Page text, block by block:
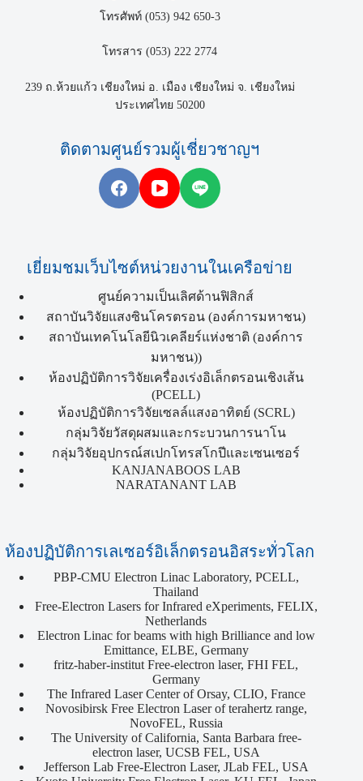
โทรศัพท์ (053) 942 650-3
โทรสาร (053) 222 2774
239 ถ.ห้วยแก้ว เชียงใหม่ อ. เมือง เชียงใหม่ จ. เชียงใหม่
ประเทศไทย 50200
ติดตามศูนย์รวมผู้เชี่ยวชาญฯ
เยี่ยมชมเว็บไซต์หน่วยงานในเครือข่าย
ศูนย์ความเป็นเลิศด้านฟิสิกส์
สถาบันวิจัยแสงซินโครตรอน (องค์การมหาชน)
สถาบันเทคโนโลยีนิวเคลียร์แห่งชาติ (องค์การ
มหาชน))
ห้องปฏิบัติการวิจัยเครื่องเร่งอิเล็กตรอนเชิงเส้น
(PCELL)
ห้องปฏิบัติการวิจัยเซลล์แสงอาทิตย์ (SCRL)
กลุ่มวิจัยวัสดุผสมและกระบวนการนาโน
กลุ่มวิจัยอุปกรณ์สเปกโทรสโกปีและเซนเซอร์
KANJANABOOS LAB
NARATANANT LAB
ห้องปฏิบัติการเลเซอร์อิเล็กตรอนอิสระทั่วโลก
PBP-CMU Electron Linac Laboratory, PCELL,
Thailand
Free-Electron Lasers for Infrared eXperiments, FELIX,
Netherlands
Electron Linac for beams with high Brilliance and low
Emittance, ELBE, Germany
fritz-haber-institut Free-electron laser, FHI FEL,
Germany
The Infrared Laser Center of Orsay, CLIO, France
Novosibirsk Free Electron Laser of terahertz range,
NovoFEL, Russia
The University of California, Santa Barbara free-
electron laser, UCSB FEL, USA
Jefferson Lab Free-Electron Laser, JLab FEL, USA